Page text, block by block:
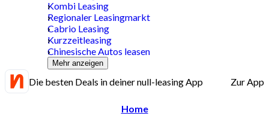
Kombi Leasing
Regionaler Leasingmarkt
Cabrio Leasing
Kurzzeitleasing
Chinesische Autos leasen
Mehr anzeigen
Die besten Deals in deiner null-leasing App Zur App
Home